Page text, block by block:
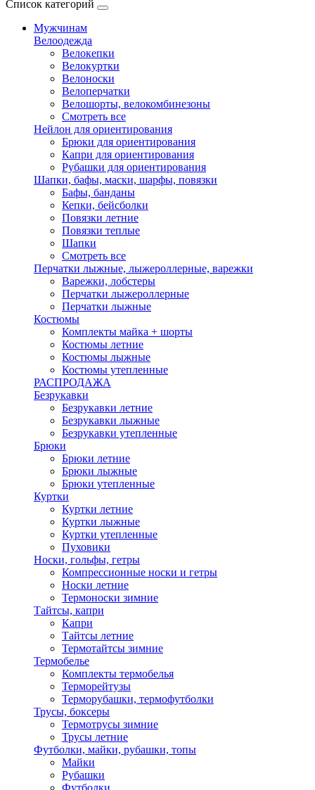
Список категорий
Мужчинам
Велоодежда
Велокепки
Велокуртки
Велоноски
Велоперчатки
Велошорты, велокомбинезоны
Смотреть все
Нейлон для ориентирования
Брюки для ориентирования
Капри для ориентирования
Рубашки для ориентирования
Шапки, бафы, маски, шарфы, повязки
Бафы, банданы
Кепки, бейсболки
Повязки летние
Повязки теплые
Шапки
Смотреть все
Перчатки лыжные, лыжероллерные, варежки
Варежки, лобстеры
Перчатки лыжероллерные
Перчатки лыжные
Костюмы
Комплекты майка + шорты
Костюмы летние
Костюмы лыжные
Костюмы утепленные
РАСПРОДАЖА
Безрукавки
Безрукавки летние
Безрукавки лыжные
Безрукавки утепленные
Брюки
Брюки летние
Брюки лыжные
Брюки утепленные
Куртки
Куртки летние
Куртки лыжные
Куртки утепленные
Пуховики
Носки, гольфы, гетры
Компрессионные носки и гетры
Носки летние
Термоноски зимние
Тайтсы, капри
Капри
Тайтсы летние
Термотайтсы зимние
Термобелье
Комплекты термобелья
Терморейтузы
Терморубашки, термофутболки
Трусы, боксеры
Термотрусы зимние
Трусы летние
Футболки, майки, рубашки, топы
Майки
Рубашки
Футболки